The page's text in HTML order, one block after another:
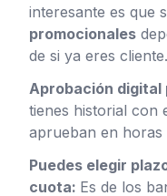
interesante es que
promocionales
de si ya eres cliente.
Aprobación digital
tienes historial con
aprueban en
Puedes elegir
cuota: Es de los